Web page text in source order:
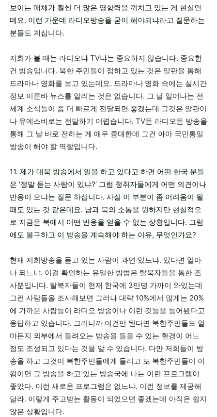
보이는 매체가 훨씬 더 많은 영향력을 끼치고 있는 게 현실인
데요. 이런 가운데 라디오방송을 굳이 해야되냐라고 질문하는
분들도 계십니다.
저희가 볼 때는 라디오냐 TV냐는 중요하지 않습니다. 중요한
건 방송입니다. 북한 주민들이 접하고 있는 것은 알판을 통해
드라마나 영화를 보고 있는데요. 드라마나 영화 속에는 실시간
정보 이른바 뉴스를 알리는 것은 없습니다. 그 날 일어나는 전
세계 소식들이 좀 더 빠르게 전달되면 좋겠는데 그것은 알판이
나 유에스비로는 전달하기 어렵습니다. TV든 라디오든 방송을
통해 그 날 바로 전하는 게 매우 중대한데 그건 아마 국민통일
방송이 해야 할 역할입니다.
11. 제가 대북 방송에서 일을 하고 있다고 하면 어떤 한국 분들
은 ‘정말 듣는 사람이 있냐?’ 그럼 청취자들에게 어떤 의견이나
반응이 오냐는 질문 하십니다. 사실 이 부분이 좀 어려움이 될
때도 있는 것 같은데요. 남과 북의 소통을 원하지만 현실적으
로 지금은 북에서 어떤 반응을 얻을 수 없는 상황입니다. 그럼
에도 불구하고 이 방송을 계속해야 하는 이유, 무엇인가요?
현재 저희방송을 듣고 있는 사람이 과연 있느냐. 있다면 얼마
나 되느냐. 이걸 확인하는 유일한 방법은 탈북자들을 통한 조
사뿐입니다. 탈북자들이 현재 한국에 3만명 가까이 와있는데
그런 사람들을 조사해보면 그러나 대략 10%에서 많게는 20%
에 가까운 사람들이 라디오 방송이나 이런 것들을 들어봤다고
응답하고 있습니다. 그러니까 여건만 된다면 북한주민들도 얼
마든지 외부에서 들려오는 방송을 들을 수 있는 환경이 어느
정도 조성되고 있다는 것을 알 수 있습니다. 다만 저희들이 방
송을 하고 그것이 북한주민들에게 들리고 또 북한주민들이 이
왕이면 그 방송을 하고 있는 방송국에 나는 이런 프로그램이
좋았다. 이런 새로운 프로그램은 없느냐. 이런 정보를 제공해
달라. 이렇게 주고받는 활동이 되었으면 좋겠는데 아직은 쉽지
않은 상황입니다.